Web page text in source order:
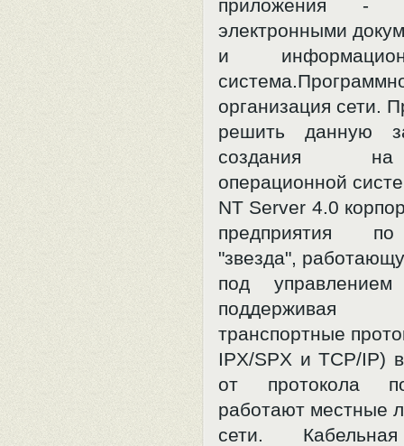
приложения -
электронными
и
организация сети.
решить данную
создания
операционной
NT Server 4.0
предприятия
"звезда",
под
поддерживая
транспортные
IPX/SPX и TCP/IP)
от протокола
работают местные
сети.